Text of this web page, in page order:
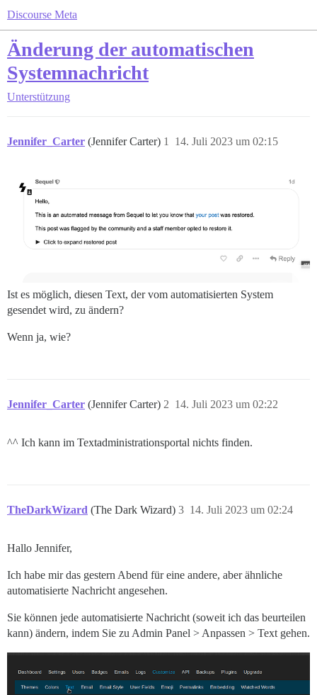
Discourse Meta
Änderung der automatischen
Systemnachricht
Unterstützung
Jennifer_Carter (Jennifer Carter) 14. Juli 2023 um 02:15
1
Ist es möglich, diesen Text, der vom automatisierten System
gesendet wird, zu ändern?
Wenn ja, wie?
Jennifer_Carter (Jennifer Carter) 14. Juli 2023 um 02:22
2
^^ Ich kann im Textadministrationsportal nichts finden.
TheDarkWizard (The Dark Wizard) 14. Juli 2023 um 02:24
3
Hallo Jennifer,
Ich habe mir das gestern Abend für eine andere, aber ähnliche
automatisierte Nachricht angesehen.
Sie können jede automatisierte Nachricht (soweit ich das beurteilen
kann) ändern, indem Sie zu Admin Panel > Anpassen > Text gehen.